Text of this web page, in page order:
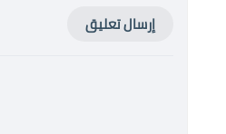
إرسال تعليق